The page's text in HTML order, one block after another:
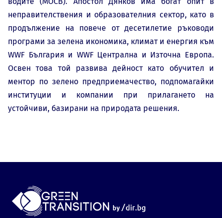
неправителствения и образователния сектор, като в
продължение на повече от десетилетие ръководи
програми за зелена икономика, климат и енергия към
WWF България и WWF Централна и Източна Европа.
Освен това той развива дейност като обучител и
ментор по зелено предприемачество, подпомагайки
институции и компании при прилагането на
устойчиви, базирани на природата решения.